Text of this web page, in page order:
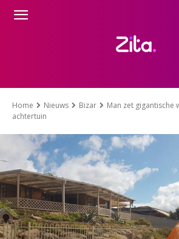
Home Nieuws Bizar
Man zet gigantische
achtertuin